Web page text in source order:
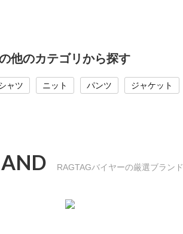
他のカテゴリから探す
ャツ ニット パンツ ジャケット
RAGTAGバイヤーの厳選ブランド